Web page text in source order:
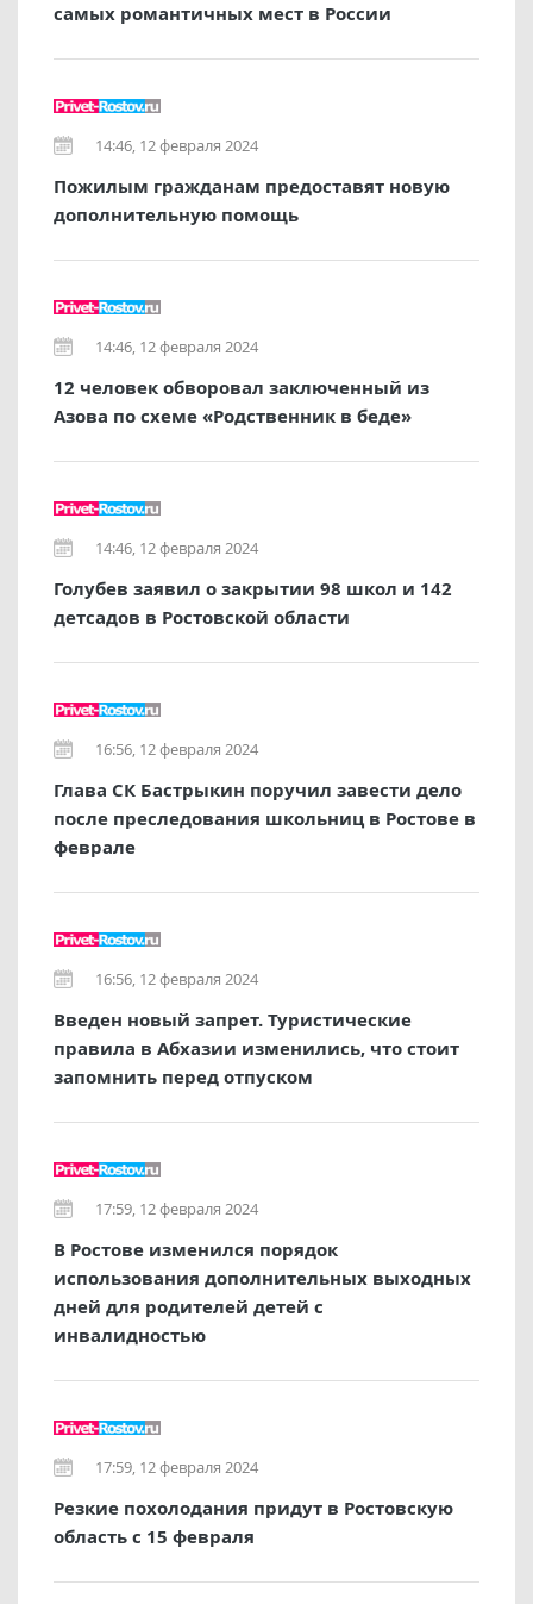
самых романтичных мест в России
14:46, 12 февраля 2024
Пожилым гражданам предоставят новую
дополнительную помощь
14:46, 12 февраля 2024
12 человек обворовал заключенный из
Азова по схеме «Родственник в беде»
14:46, 12 февраля 2024
Голубев заявил о закрытии 98 школ и 142
детсадов в Ростовской области
16:56, 12 февраля 2024
Глава СК Бастрыкин поручил завести дело
после преследования школьниц в Ростове в
феврале
16:56, 12 февраля 2024
Введен новый запрет. Туристические
правила в Абхазии изменились, что стоит
запомнить перед отпуском
17:59, 12 февраля 2024
В Ростове изменился порядок
использования дополнительных выходных
дней для родителей детей с
инвалидностью
17:59, 12 февраля 2024
Резкие похолодания придут в Ростовскую
область с 15 февраля